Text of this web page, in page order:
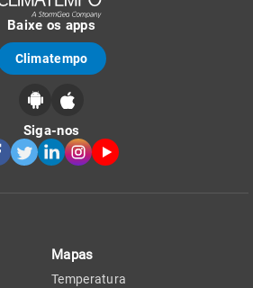
Baixe os apps
Climatempo
Siga-nos
Mapas
Temperatura